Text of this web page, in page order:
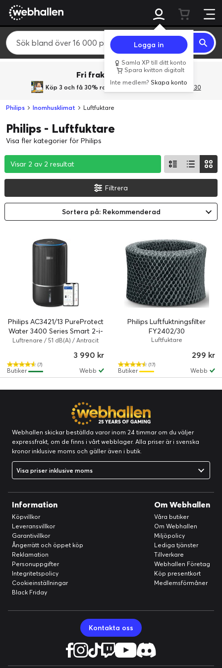
Logga in
Samla XP till ditt konto
Spara kvitton digitalt
Inte medlem?Skapa konto
Fri frakt över 800 kr.
Köp 3 och få 30% rabatt med rabattkoden 3Gives30
Philips Inomhusklimat Luftfuktare
Philips - Luftfuktare
Visa fler kategorier för Philips
Visar 2 av 2 resultat
Visar 2 av 2 resultat
Visar 2 av 2 resultat
Filtrera
Sortera på: Rekommenderad
Philips AC3421/13 PureProtect
Water 3400 Series Smart 2-i-
1-luftrenare och -luftfuktare
Luftrenare / 51 dB(A) / Antracit
(7)
3 990 kr
Webb
Butiker
Philips Luftfuktningsfilter
FY2402/30
Luftfuktare
(17)
299 kr
Webb
Butiker
Webhallen skickar beställda varor inom 24 timmar om du väljer
expressfrakt, om de finns i vårt webblager. Alla priser är i svenska
kronor inklusive moms och gäller även i butik.
Visa priser inklusive moms
Information
Köpvillkor
Leveransvillkor
Garantivillkor
Ångerrätt och öppet köp
Reklamation
Personuppgifter
Integritetspolicy
Cookieinställningar
Black Friday
Om Webhallen
Våra butiker
Om Webhallen
Miljöpolicy
Lediga tjänster
Tillverkare
Webhallen Företag
Köp presentkort
Medlemsförmåner
Kontakta oss